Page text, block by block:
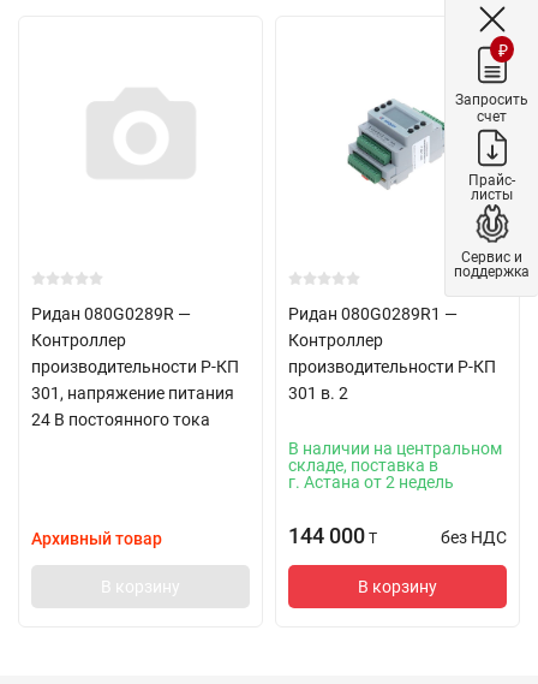
Ридан 080G0289R —
Контроллер
производительности Р-КП
301, напряжение питания
24 В постоянного тока
Архивный товар
В корзину
Ридан 080G0289R1 —
Контроллер
производительности Р-КП
301 в. 2
В наличии на центральном
складе, поставка в
г. Астана от 2 недель
144 000 T без НДС
В корзину
₽
Запросить
счет
Прайс-
листы
Сервис и
поддержка